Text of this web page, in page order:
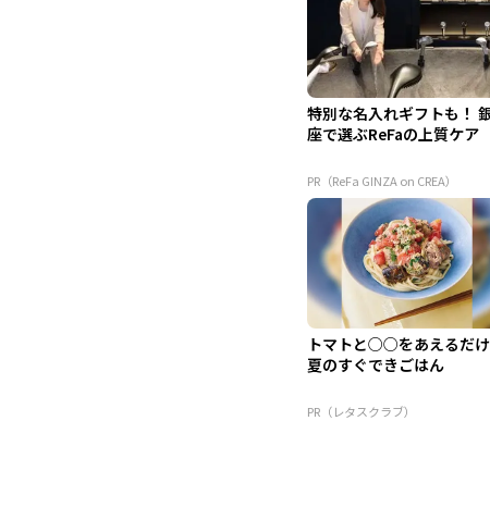
特別な名入れギフトも！
座で選ぶReFaの上質ケア
PR（ReFa GINZA on CREA）
トマトと○○をあえるだけ
夏のすぐできごはん
PR（レタスクラブ）